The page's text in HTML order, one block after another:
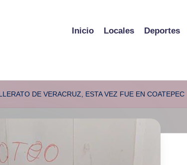
Inicio Locales Deportes
DE VERACRUZ, ESTA VEZ FUE EN COATEPEC